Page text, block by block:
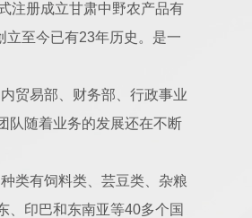
注册成立甘肃中野农产品有
立至今已有23年历史。是一
贸易部、财务部、行政事业
队随着业务的发展还在不断
类有饲料类、芸豆类、杂粮
、印巴和东南亚等40多个国